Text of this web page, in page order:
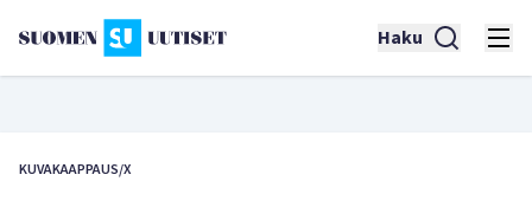
Haku
KUVAKAAPPAUS/X